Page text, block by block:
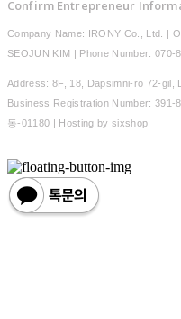
Confirm Entrepreneur
Company Name: IRONY Co., Ltd. |
SEOJUN KIM | Phone Number:
Address: 8F, 18, Dapsimni-ro 72-gil,
Business Registration Number: 391-
동-01180 | Hosting by sixshop